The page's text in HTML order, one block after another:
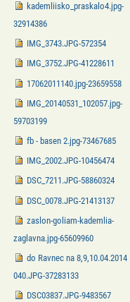
kademliisko_praskalo4.jpg-
32914386
IMG_3743.JPG-572354
IMG_3752.JPG-41228611
17062011140.jpg-23659558
IMG_20140531_102057.jpg-
59703199
fb - basen 2.jpg-73467685
IMG_2002.JPG-10456474
DSC_7211.JPG-58860324
DSC_0078.JPG-21413137
zaslon-goliam-kademlia-
zaglavna.jpg-65609960
do Ravnec na 8,9,10.04.2014
040.JPG-37283133
DSC03837.JPG-9483567